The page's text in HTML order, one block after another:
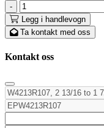
-
Legg i handlevogn
Ta kontakt med oss
Kontakt oss